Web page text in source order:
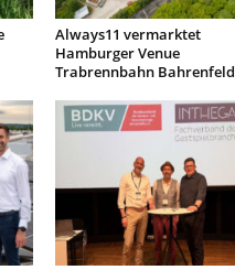
Always11 vermarktet
Hamburger Venue
Trabrennbahn Bahrenfeld